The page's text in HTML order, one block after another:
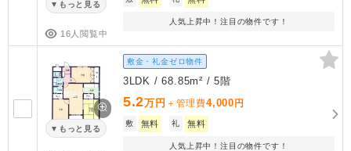
もっと見る
16人閲覧中
人気上昇中！注目の物件です！
もっと見る
敷金・礼金ゼロ物件
3LDK / 68.85m² / 5階
5.2万円 ＋管理費4,000 円
敷 無料 礼 無料
人気上昇中！注目の物件です！